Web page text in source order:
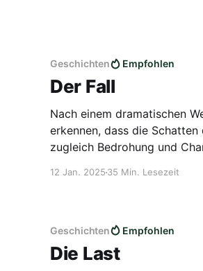
Geschichten Empfohlen
Der Fall
Nach einem dramatischen
erkennen, dass die Schatten
zugleich Bedrohung und
12 Jan. 2025 35 Min. Lesezeit
Geschichten Empfohlen
Die Last